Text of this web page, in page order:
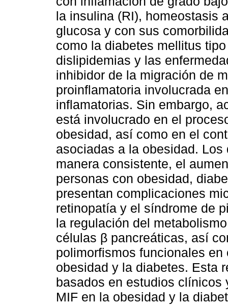
la insulina (RI), homeostasis
glucosa y con sus
como la diabetes mellitus
dislipidemias y las
inhibidor de la migración de
proinflamatoria involucrada
inflamatorias. Sin embargo,
está involucrado en el
obesidad, así como en el
asociadas a la obesidad.
manera consistente, el
personas con obesidad,
presentan complicaciones
retinopatía y el síndrome de
la regulación del
células β pancreáticas, así
polimorfismos funcionales
obesidad y la diabetes. Esta
basados en estudios clínicos
MIF en la obesidad y la